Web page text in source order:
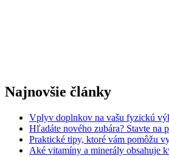
Najnovšie články
Vplyv doplnkov na vašu fyzickú
Hľadáte nového zubára? Stavte na
Praktické tipy, ktoré vám pomôžu
Aké vitamíny a minerály obsahuje